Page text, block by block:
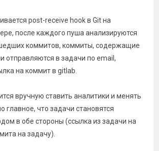
post-receive hook в Git на
после каждого пуша анализируются
коммитов, коммиты, содержащие
отправляются в задачи по email,
на коммит в gitlab.
вручную ставить аналитики и менять
главное, что задачи становятся
в обе стороны (ссылка из задачи на
на задачу).